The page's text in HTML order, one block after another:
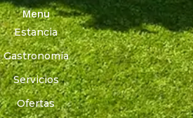
Menu
Estancia
Gastronomía
Servicios
Ofertas